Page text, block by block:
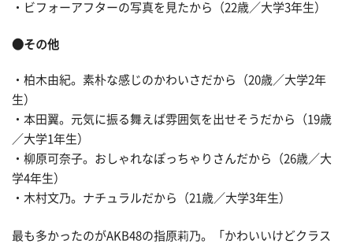
・ビフォーアフターの写真を見たから（22歳／大学3年生）
●その他
・柏木由紀。素朴な感じのかわいさだから（20歳／大学2年
生）
・本田翼。元気に振る舞えば雰囲気を出せそうだから（19歳
／大学1年生）
・柳原可奈子。おしゃれなぽっちゃりさんだから（26歳／大
学4年生）
・木村文乃。ナチュラルだから（21歳／大学3年生）
最も多かったのがAKB48の指原莉乃。「かわいいけどクラス